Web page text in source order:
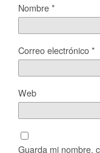
Nombre*
Correo electrónico*
Web
Guarda mi nombre,